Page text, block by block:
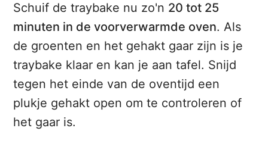
Schuif de traybake nu zo'n 20 tot 25
minuten in de voorverwarmde oven. Als
de groenten en het gehakt gaar zijn is je
traybake klaar en kan je aan tafel. Snijd
tegen het einde van de oventijd een
plukje gehakt open om te controleren of
het gaar is.